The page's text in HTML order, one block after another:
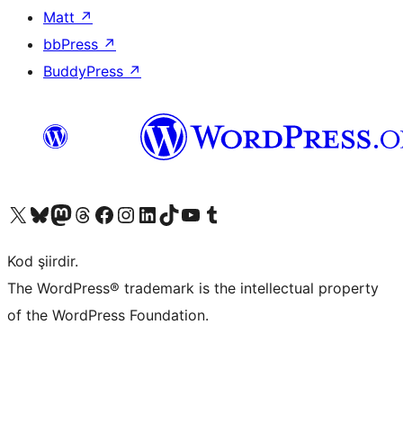
Matt ↗
bbPress ↗
BuddyPress ↗
X (eski Twitter) hesabımıza bakın
Bluesky hesabımızı ziyaret edinMastodon hesabımızı ziyaret edinThreads hesabımızı ziyaret edinFacebook sayfamızı ziyaret edinInstagram hesabımızı ziyaret edinLinkedIn hesabımızı ziyaret edinTikTok hesabımızı ziyaret edinYouTube kanalımızı ziyaret edinTumblr hesabımızı ziyaret edin
Kod şiirdir.
The WordPress® trademark is the intellectual property
of the WordPress Foundation.